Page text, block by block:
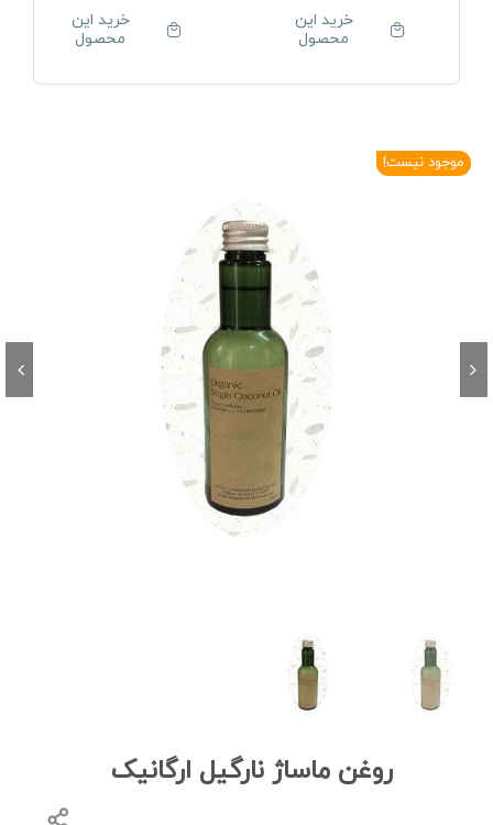
خرید این
محصول
خرید این
محصول
موجود نیست!
روغن ماساژ نارگیل ارگانیک